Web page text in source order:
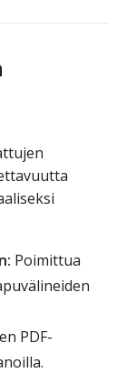
Poimittua
PDF-